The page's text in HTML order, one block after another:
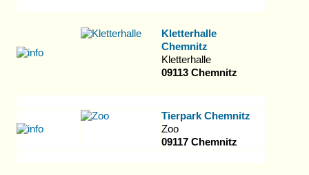
Kletterhalle
Chemnitz
Kletterhalle
09113 Chemnitz
Tierpark Chemnitz
Zoo
09117 Chemnitz